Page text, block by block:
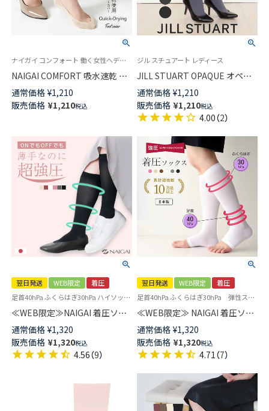
ナイガイ コンフォート 働く女性へデイリー フットケア素足でいるより気持ち良い吸水速乾素材 カバーソックス
NAIGAI COMFORT 吸水速乾 極
薄 フットカバー 浅履き かかと
滑り止め付 レディース
03070203
通常価格 ¥1,210
販売価格 ¥1,210税込
ジル スチュアート レディース
JILL STUART OPAQUE オペイ
ク 60デニール相当 リブ ハイソ
ックス レディース 日本製
01058832
通常価格 ¥1,210
販売価格 ¥1,210税込
4.00（2）
翌日発送 WEB限定
着圧
足首40hPa ふくらはぎ30hPa ハイソックス 弾性ストッキング 加圧ソックス
≪WEB限定≫NAIGAI 着圧ソッ
クス市販最強クラス 段階圧力設
計 強圧 足首40hPa（30mmHg）
ふくらはぎ30hPa レディース
【365日最短翌日発送】
通常価格 ¥1,320
販売価格 ¥1,320税込
4.56（9）
翌日発送 WEB限定
着圧
足首40hPa ふくらはぎ30hPa 弾性ストッキング 加圧ソックス レディース
≪WEB限定≫ NAIGAI 着圧ソッ
クス 市販最強クラス オープン
トゥ 段階圧力設計 強圧 足首
40hPa （30mmHg） ふくらはぎ
30hPa 【365日最短翌日発送】
通常価格 ¥1,320
販売価格 ¥1,320税込
4.71（7）